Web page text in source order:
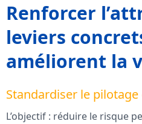
Renforcer
leviers
améliorent la
Standardiser le
L’objectif : réduire le risque